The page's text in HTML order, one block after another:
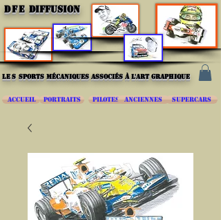
DFE DIFFUSION
les sports mécaniques associés à l'art graphique
ACCUEIL PORTRAITS PILOTES ANCIENNES SUPERCARS